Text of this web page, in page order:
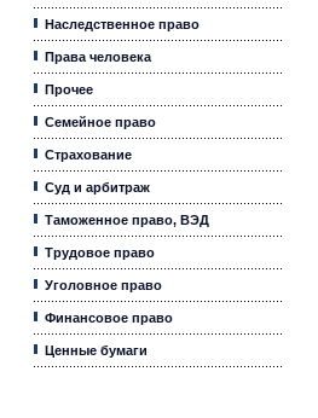
Наследственное право
Права человека
Прочее
Семейное право
Страхование
Суд и арбитраж
Таможенное право, ВЭД
Трудовое право
Уголовное право
Финансовое право
Ценные бумаги